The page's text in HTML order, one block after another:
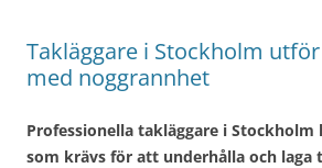
Takläggare i Stockholm
med noggrannhet
Professionella takläggare i Stockholm
som krävs för att underhålla och laga